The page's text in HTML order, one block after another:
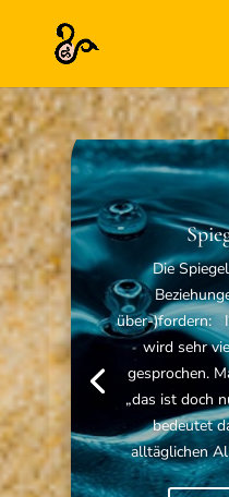
Die
über-)fordern:
wird sehr
gesprochen.
„das ist doch
bedeutet
alltäglichen